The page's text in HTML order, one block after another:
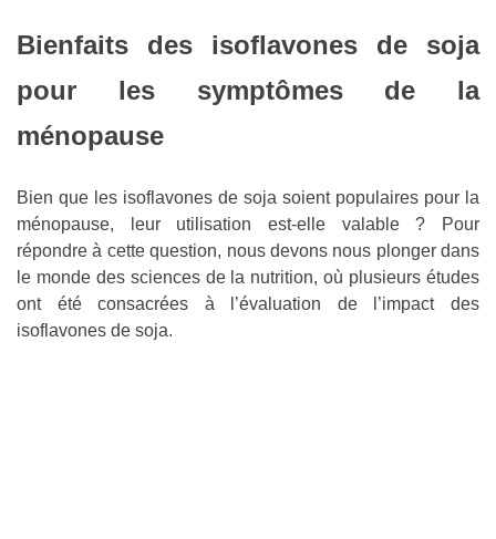
Bienfaits des isoflavones de soja
pour les symptômes de la
ménopause
Bien que les isoflavones de soja soient populaires pour la
ménopause, leur utilisation est-elle valable ? Pour
répondre à cette question, nous devons nous plonger dans
le monde des sciences de la nutrition, où plusieurs études
ont été consacrées à l’évaluation de l’impact des
isoflavones de soja.